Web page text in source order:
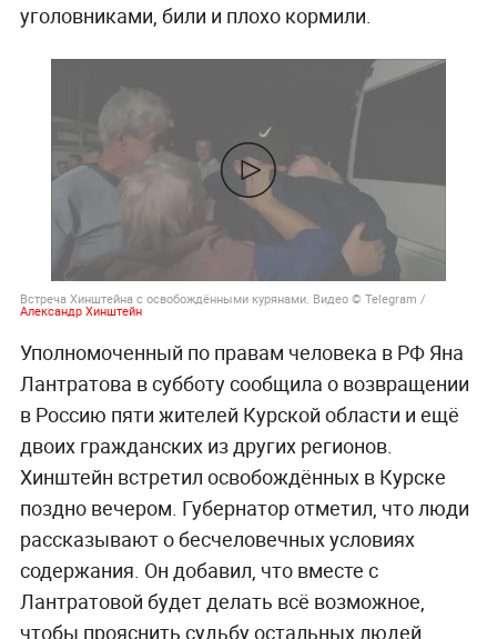
уголовниками, били и плохо кормили.
Встреча Хинштейна с освобождёнными курянами. Видео © Telegram /
Александр Хинштейн
Уполномоченный по правам человека в РФ Яна
Лантратова в субботу сообщила о возвращении
в Россию пяти жителей Курской области и ещё
двоих гражданских из других регионов.
Хинштейн встретил освобождённых в Курске
поздно вечером. Губернатор отметил, что люди
рассказывают о бесчеловечных условиях
содержания. Он добавил, что вместе с
Лантратовой будет делать всё возможное,
чтобы прояснить судьбу остальных людей.